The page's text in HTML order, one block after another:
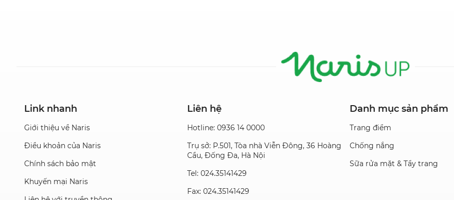
Link nhanh
Giới thiệu về Naris
Điều khoản của Naris
Chính sách bảo mật
Khuyến mại Naris
Liên hệ
Hotline: 0936 14 0000
Trụ sở: P.501, Tòa nhà Viễn Đông, 36 Hoàng
Cầu, Đống Đa, Hà Nội
Tel: 024.35141429
Fax: 024.35141429
Danh mục sản phẩm
Trang điểm
Chống nắng
Sữa rửa mặt & Tẩy trang